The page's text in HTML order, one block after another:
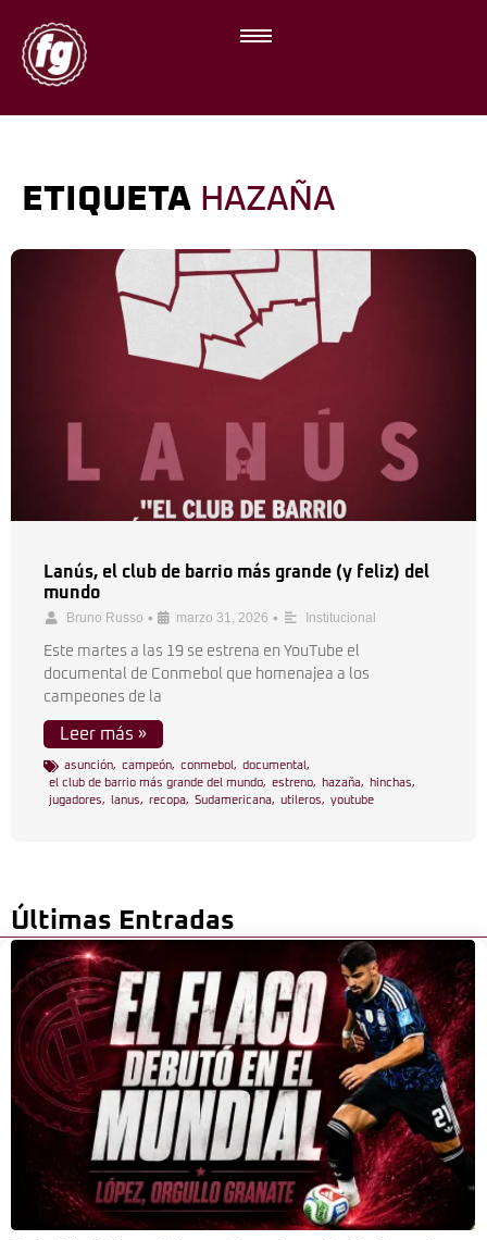
ETIQUETA HAZAÑA
Lanús, el club de barrio más grande (y feliz) del
mundo
Bruno Russo • marzo 31, 2026 • Institucional
Este martes a las 19 se estrena en YouTube el
documental de Conmebol que homenajea a los
campeones de la
Leer más »
asunción, campeón, conmebol , documental ,
el club de barrio más grande del mundo, estreno, hazaña, hinchas,
jugadores, lanus, recopa, Sudamericana, utileros, youtube
Últimas Entradas